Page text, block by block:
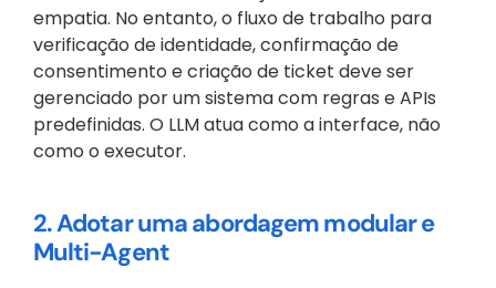
empatia. No entanto, o fluxo de trabalho para
verificação de identidade, confirmação de
consentimento e criação de ticket deve ser
gerenciado por um sistema com regras e APIs
predefinidas. O LLM atua como a interface, não
como o executor.
2. Adotar uma abordagem modular e
Multi-Agent